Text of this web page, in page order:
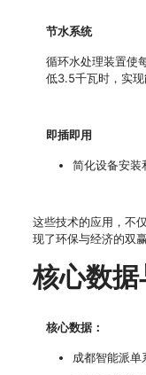
节水系统
循环水处理装置使
低3.5千瓦时，实现
即插即用
简化设备安装
这些技术的应用，不
现了环保与经济的双赢
核心数
核心数据：
成都智能派